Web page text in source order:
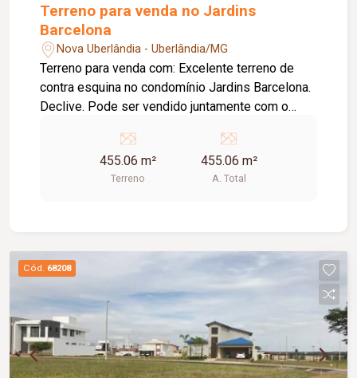
Terreno para venda no Jardins
Barcelona
Nova Uberlândia - Uberlândia/MG
Terreno para venda com: Excelente terreno de
contra esquina no condomínio Jardins Barcelona.
Declive. Pode ser vendido juntamente com o
uma área de 1022,06 m². Condomínio possui
ampla reserva ambiental, quadra de beach tenis,
futebol society, poliesportiva, peteca, academia
455.06 m²
Terreno
455.06 m²
A. Total
Cód. 68208